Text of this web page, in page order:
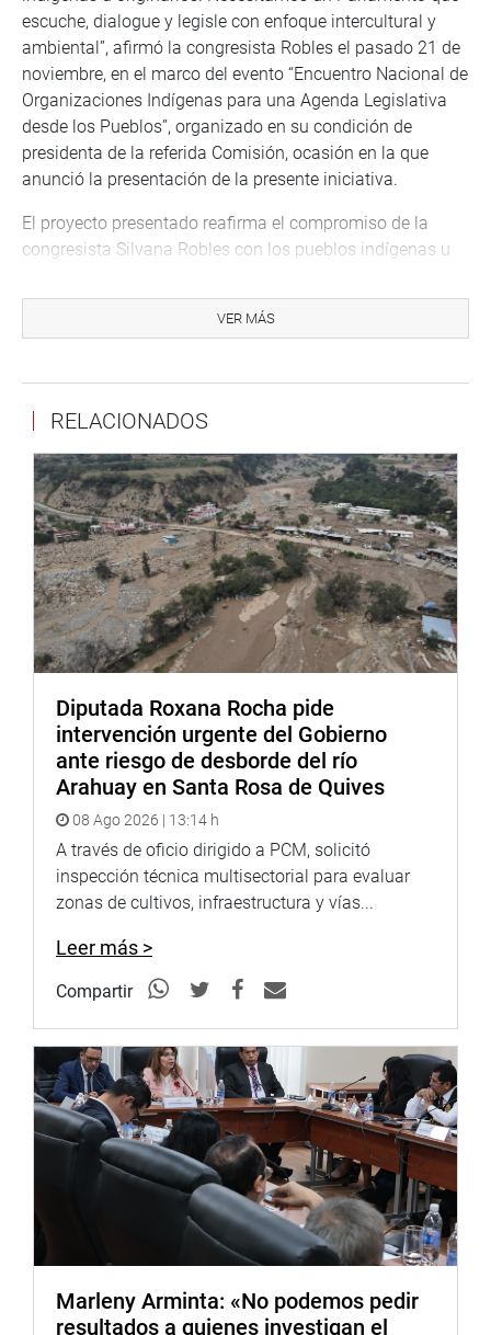
escuche, dialogue y legisle con enfoque intercultural y
ambiental”, afirmó la congresista Robles el pasado 21 de
noviembre, en el marco del evento “Encuentro Nacional de
Organizaciones Indígenas para una Agenda Legislativa
desde los Pueblos”, organizado en su condición de
presidenta de la referida Comisión, ocasión en la que
anunció la presentación de la presente iniciativa.
El proyecto presentado reafirma el compromiso de la
congresista Silvana Robles con los pueblos indígenas u
democracia participativa, la defensa del territorio y la
protección de los ecosistemas, pilares fundamentales
VER MÁS
RELACIONADOS
Diputada Roxana Rocha pide
intervención urgente del Gobierno
ante riesgo de desborde del río
Arahuay en Santa Rosa de Quives
08 Ago 2026 | 13:14 h
A través de oficio dirigido a PCM, solicitó
inspección técnica multisectorial para evaluar
zonas de cultivos, infraestructura y vías...
Leer más >
Compartir
Marleny Arminta: «No podemos pedir
resultados a quienes investigan el